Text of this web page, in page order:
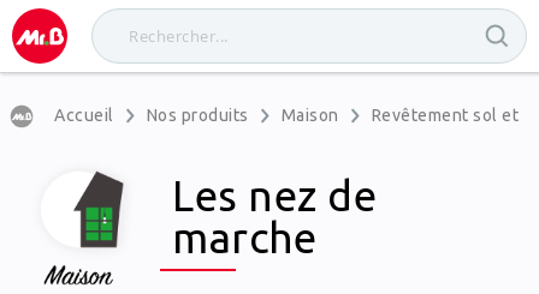
Accueil Nos produits Maison Revêtement sol et
Les nez de
marche